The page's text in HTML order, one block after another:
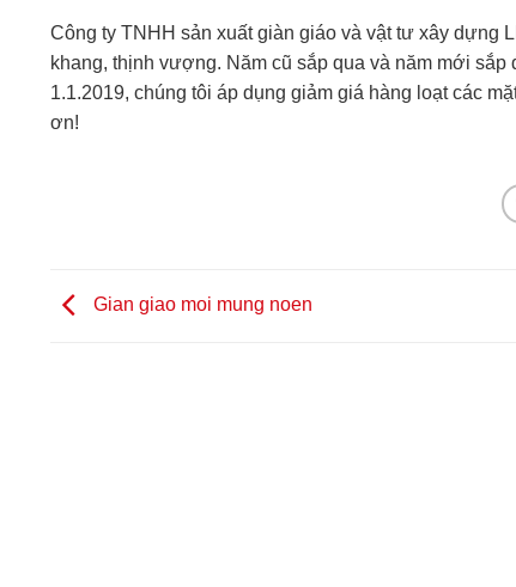
Công ty TNHH sản xuất giàn giáo và vật tư xây dựng
khang, thịnh vượng. Năm cũ sắp qua và năm mới
1.1.2019, chúng tôi áp dụng giảm giá hàng loạt các
ơn!
Gian giao moi mung noen